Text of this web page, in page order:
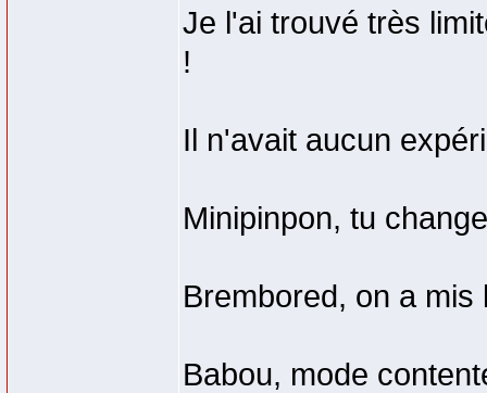
Je l'ai trouvé très
!
Il n'avait aucun
Minipinpon, tu
Brembored, on a
Babou, mode